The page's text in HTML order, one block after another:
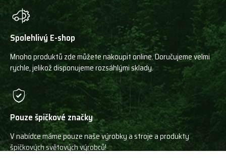
Spolehlivý E-shop
Mnoho produktů zde můžete nakoupit online. Doručujeme velmi
rychle, jelikož disponujeme rozsáhlými sklady.
Pouze špičkové značky
V nabídce máme pouze naše výrobky a stroje a produkty
špičkových světových výrobců!